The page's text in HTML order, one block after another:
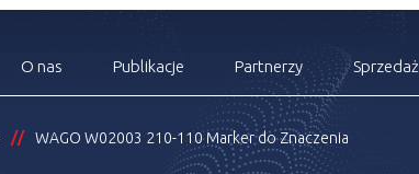
O nas Publikacje Partnerzy Sprzedaż
WAGO W02003 210-110 Marker do Znaczenia